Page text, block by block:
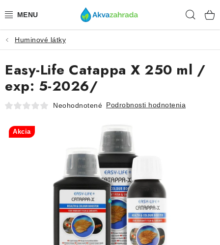
na
TECHNIKA
HNOJIVÁ
VODA
KRMIVÁ A VITAMÍNY
Huminové látky
Easy-Life Catappa X 250 ml /
exp: 5-2026/
Neohodnotené Podrobnosti hodnotenia
Akcia